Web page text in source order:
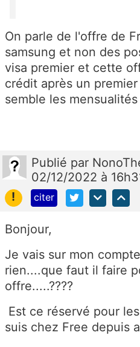
On parle de l'offre de
samsung et non des
visa premier et cette
crédit après un
semble les
Publié par
02/12/2022 à
!
citer
Bonjour,
Je vais sur mon
rien....que faut il faire
offre.....????
Est ce réservé pour
suis chez Free depuis